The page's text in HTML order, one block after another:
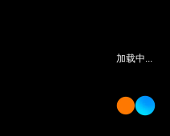
加载中...